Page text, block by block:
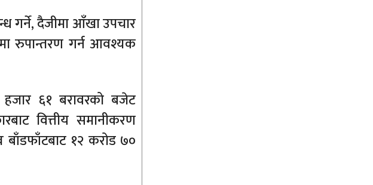
गर्ने, दैजीमा आँखा उपचार
रुपान्तरण गर्न आवश्यक
६१ बरावरको बजेट
वित्तीय समानीकरण
१२ करोड ७०